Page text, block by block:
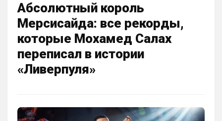
Абсолютный король
Мерсисайда: все рекорды,
которые Мохамед Салах
переписал в истории
«Ливерпуля»